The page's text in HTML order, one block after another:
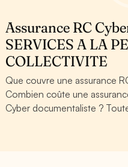
Assurance RC
SERVICES A LA
COLLECTIVITE
Que couvre une assurance
Combien coûte une
Cyber documentaliste ?